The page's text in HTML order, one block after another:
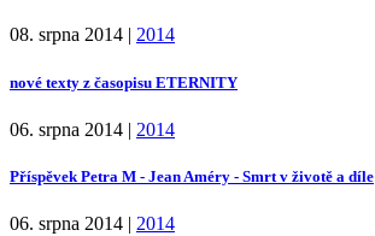
08. srpna 2014 | 2014
nové texty z časopisu ETERNITY
06. srpna 2014 | 2014
Příspěvek Petra M - Jean Améry - Smrt v životě a díle
06. srpna 2014 | 2014